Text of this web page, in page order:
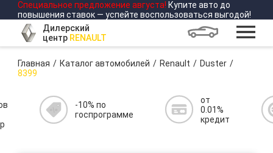
Специальное предложение августа! Купите авто до
повышения ставок — успейте воспользоваться выгодой!
Дилерский
центр RENAULT
Главная Каталог автомобилей Renault
Duster
8399
-10% по
госпрограмме
от
0.01%
кредит